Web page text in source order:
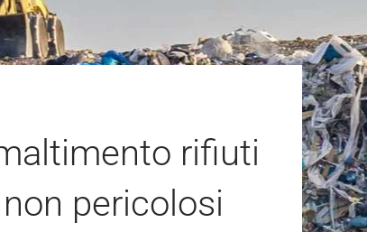
rifiuti
pericolosi